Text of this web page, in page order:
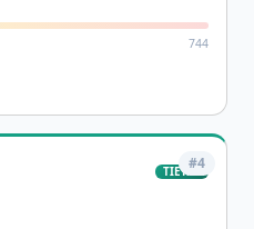
744
#4
TIER-1